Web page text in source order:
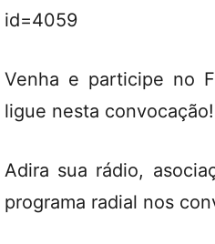
id=4059
Venha e participe no
ligue nesta convocação!
Adira sua rádio,
programa radial nos